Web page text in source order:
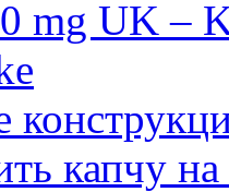
mg UK –
капчу